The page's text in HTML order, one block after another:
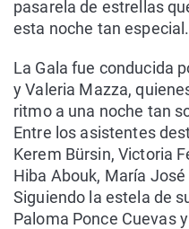
pasarela de estrellas
esta noche tan especial.
La Gala fue conducida
y Valeria Mazza,
ritmo a una noche tan
Entre los asistentes
Kerem Bürsin, Victoria
Hiba Abouk, María
Siguiendo la estela de
Paloma Ponce Cuevas